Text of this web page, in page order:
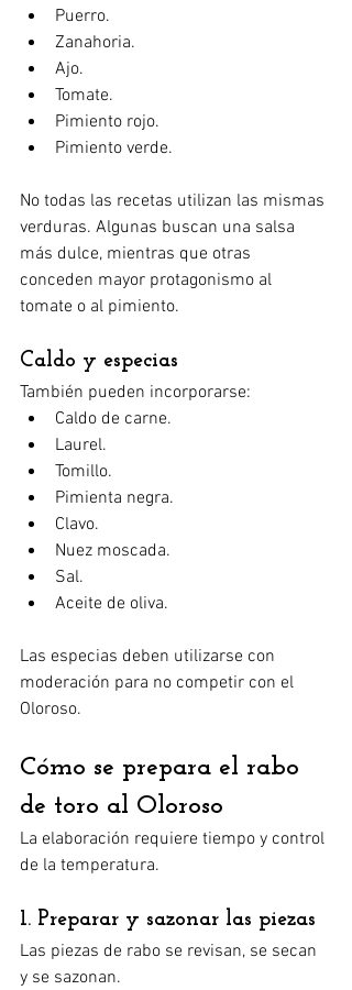
Puerro.
Zanahoria.
Ajo.
Tomate.
Pimiento rojo.
Pimiento verde.
No todas las recetas utilizan las mismas
verduras. Algunas buscan una salsa
más dulce, mientras que otras
conceden mayor protagonismo al
tomate o al pimiento.
Caldo y especias
También pueden incorporarse:
Caldo de carne.
Laurel.
Tomillo.
Pimienta negra.
Clavo.
Nuez moscada.
Sal.
Aceite de oliva.
Las especias deben utilizarse con
moderación para no competir con el
Oloroso.
Cómo se prepara el rabo
de toro al Oloroso
La elaboración requiere tiempo y control
de la temperatura.
1. Preparar y sazonar las piezas
Las piezas de rabo se revisan, se secan
y se sazonan.